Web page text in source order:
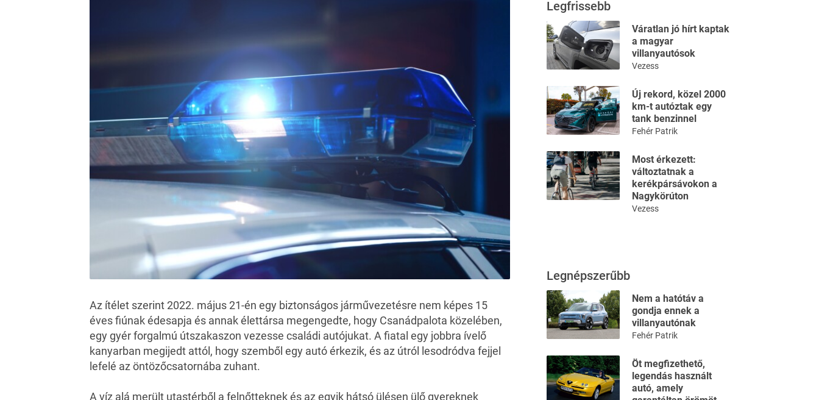
Az ítélet szerint 2022. május 21-én egy biztonságos járművezetésre nem képes 15
éves fiúnak édesapja és annak élettársa megengedte, hogy Csanádpalota közelében,
egy gyér forgalmú útszakaszon vezesse családi autójukat. A fiatal egy jobbra ívelő
kanyarban megijedt attól, hogy szemből egy autó érkezik, és az útról lesodródva fejjel
lefelé az öntözőcsatornába zuhant.
A víz alá merült utastérből a felnőtteknek és az egyik hátsó ülésen ülő gyereknek
Legfrissebb
Váratlan jó hírt kaptak
a magyar
villanyautósok
Vezess
Új rekord, közel 2000
km-t autóztak egy
tank benzinnel
Fehér Patrik
Most érkezett:
változtatnak a
kerékpársávokon a
Nagykörúton
Vezess
Legnépszerűbb
Nem a hatótáv a
gondja ennek a
villanyautónak
Fehér Patrik
Öt megfizethető,
legendás használt
autó, amely